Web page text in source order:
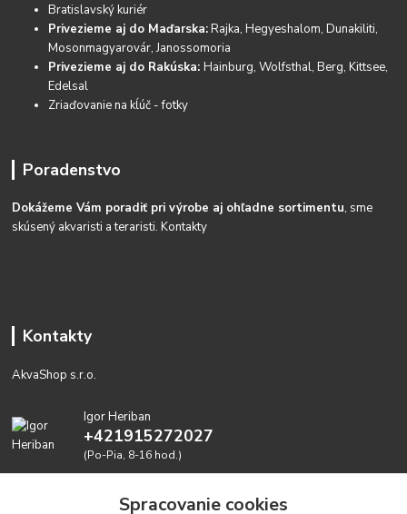
Bratislavský kuriér
Privezieme aj do Maďarska:Rajka, Hegyeshalom, Dunakiliti,
Mosonmagyarovár, Janossomoria
Privezieme aj do Rakúska:Hainburg, Wolfsthal, Berg, Kittsee,
Edelsal
Zriaďovanie na kĺúč - fotky
Poradenstvo
Dokážeme Vám poradiť pri výrobe aj ohľadne sortimentu, sme
skúsený akvaristi a teraristi.Kontakty
Kontakty
AkvaShop s.r.o.
Igor Heriban
+421915272027
(Po-Pia, 8-16 hod.)
Spracovanie cookies